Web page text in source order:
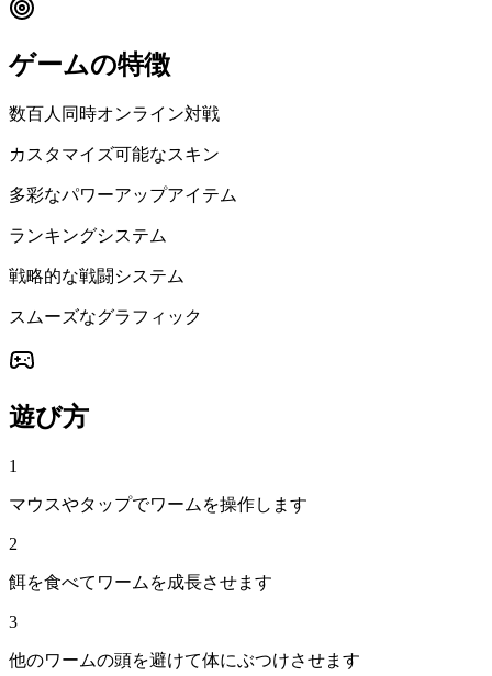
ゲームの特徴
数百人同時オンライン対戦
カスタマイズ可能なスキン
多彩なパワーアップアイテム
ランキングシステム
戦略的な戦闘システム
スムーズなグラフィック
遊び方
1
マウスやタップでワームを操作します
2
餌を食べてワームを成長させます
3
他のワームの頭を避けて体にぶつけさせます